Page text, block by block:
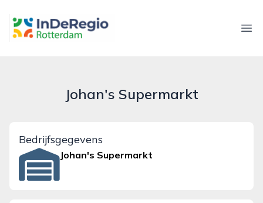
inderegiorotterdam.nl
Johan's Supermarkt
Bedrijfsgegevens
Johan's Supermarkt